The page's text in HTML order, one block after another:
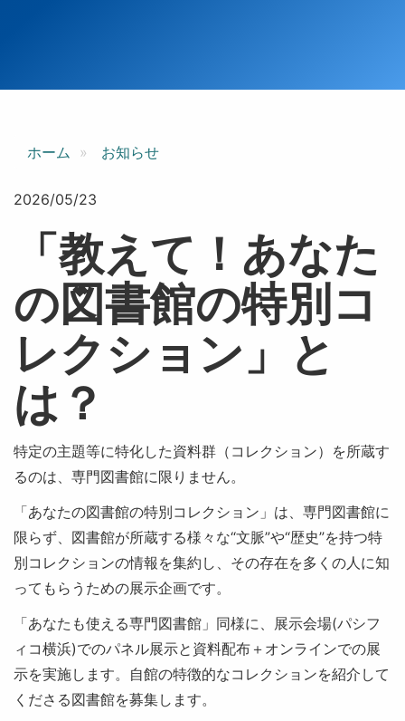
ホーム お知らせ
2026/05/23
「教えて！あなた
の図書館の特別コ
レクション」と
は？
特定の主題等に特化した資料群（コレクション）を所蔵す
るのは、専門図書館に限りません。
「あなたの図書館の特別コレクション」は、専門図書館に
限らず、図書館が所蔵する様々な“文脈”や“歴史”を持つ特
別コレクションの情報を集約し、その存在を多くの人に知
ってもらうための展示企画です。
「あなたも使える専門図書館」同様に、展示会場(パシフ
ィコ横浜)でのパネル展示と資料配布＋オンラインでの展
示を実施します。自館の特徴的なコレクションを紹介して
くださる図書館を募集します。